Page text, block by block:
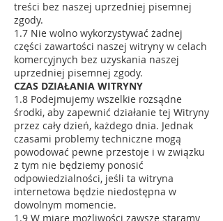
treści bez naszej uprzedniej pisemnej
zgody.
1.7 Nie wolno wykorzystywać żadnej
części zawartości naszej witryny w celach
komercyjnych bez uzyskania naszej
uprzedniej pisemnej zgody.
CZAS DZIAŁANIA WITRYNY
1.8 Podejmujemy wszelkie rozsądne
środki, aby zapewnić działanie tej Witryny
przez cały dzień, każdego dnia. Jednak
czasami problemy techniczne mogą
powodować pewne przestoje i w związku
z tym nie będziemy ponosić
odpowiedzialności, jeśli ta witryna
internetowa będzie niedostępna w
dowolnym momencie.
1.9 W miarę możliwości zawsze staramy